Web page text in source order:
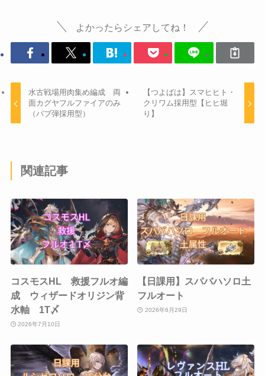
よかったらシェアしてね！
水古戦場用肉集め編成 両
面カグヤフルファイアのみ
（バブ弾採用型）
【つよばは】スマヒヒト・
クリワム採用型【ヒヒ堀
り】
関連記事
コスモスHL 救援フルオ編
成 ウィザードオリジン背
水軸 1T〆
2026年7月10日
【日課用】スパバハソロ土
フルオート
2026年6月29日